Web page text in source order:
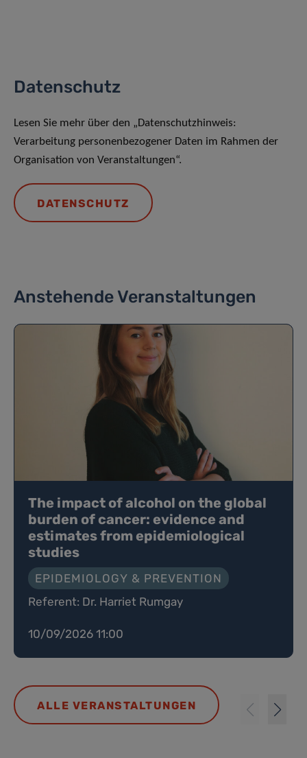
Datenschutz
Lesen Sie mehr über den „Datenschutzhinweis:
Verarbeitung personenbezogener Daten im Rahmen der
Organisation von Veranstaltungen“.
DATENSCHUTZ
Anstehende Veranstaltungen
The impact of alcohol on the global
burden of cancer: evidence and
estimates from epidemiological
studies
EPIDEMIOLOGY & PREVENTION
Referent: Dr. Harriet Rumgay
10/09/2026 11:00
ALLE VERANSTALTUNGEN